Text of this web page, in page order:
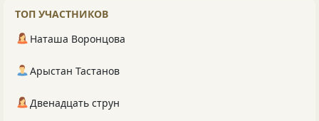
ТОП УЧАСТНИКОВ
Наташа Воронцова
Арыстан Тастанов
Двенадцать струн